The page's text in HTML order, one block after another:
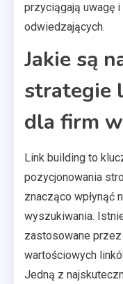
przyciągają uwagę
odwiedzających.
Jakie są
strategie
dla firm
Link building to
pozycjonowania
znacząco wpłynąć
wyszukiwania.
zastosowane
wartościowych
Jedną z